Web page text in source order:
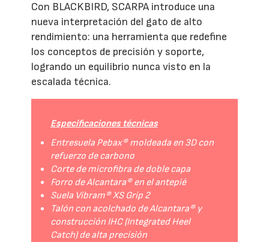
Con BLACKBIRD, SCARPA introduce una
nueva interpretación del gato de alto
rendimiento: una herramienta que redefine
los conceptos de precisión y soporte,
logrando un equilibrio nunca visto en la
escalada técnica.
Especificaciones técnicas
Entresuela Pebax® moldeada en 3D con
refuerzo de carbono
Corte de microfibra de doble capa
Forro de Alcantara® en el antepié
Suela Vibram® XS Grip 2
Talón con acolchado de Alcantara® y
construcción IHC (Integrated Heel
Catch) de alta precisión